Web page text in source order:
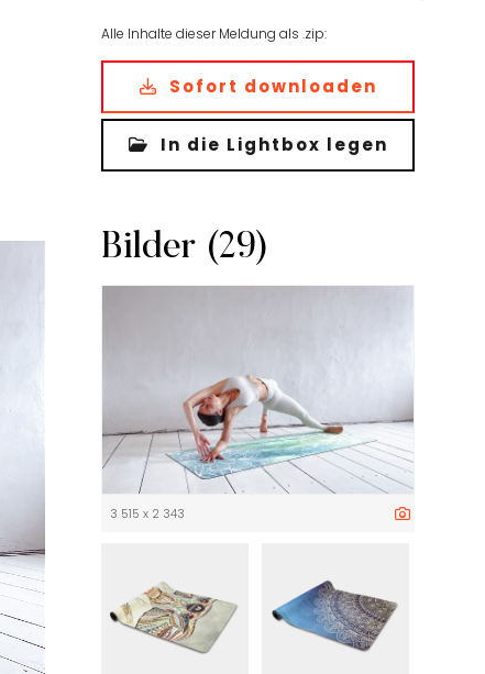
Alle Inhalte dieser Meldung als .zip:
Sofort downloaden
In die Lightbox legen
Bilder (29)
3 515 x 2 343